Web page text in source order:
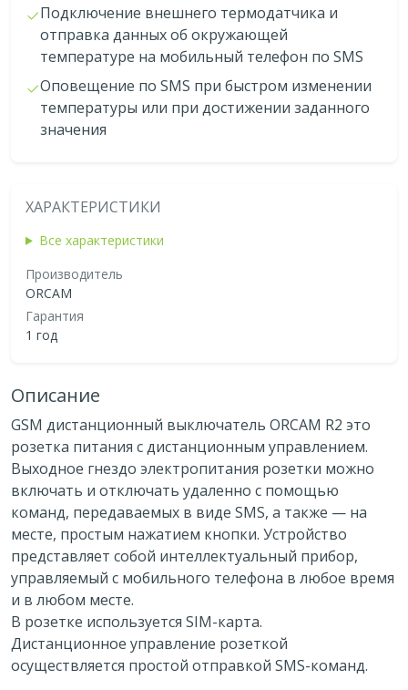
Подключение внешнего термодатчика и
отправка данных об окружающей
температуре на мобильный телефон по SMS
Оповещение по SMS при быстром изменении
температуры или при достижении заданного
значения
ХАРАКТЕРИСТИКИ
Все характеристики
Производитель
ORCAM
Гарантия
1 год
Описание
GSM дистанционный выключатель ORCAM R2 это
розетка питания с дистанционным управлением.
Выходное гнездо электропитания розетки можно
включать и отключать удаленно с помощью
команд, передаваемых в виде SMS, а также — на
месте, простым нажатием кнопки. Устройство
представляет собой интеллектуальный прибор,
управляемый с мобильного телефона в любое время
и в любом месте.
В розетке используется SIM-карта.
Дистанционное управление розеткой
осуществляется простой отправкой SMS-команд.